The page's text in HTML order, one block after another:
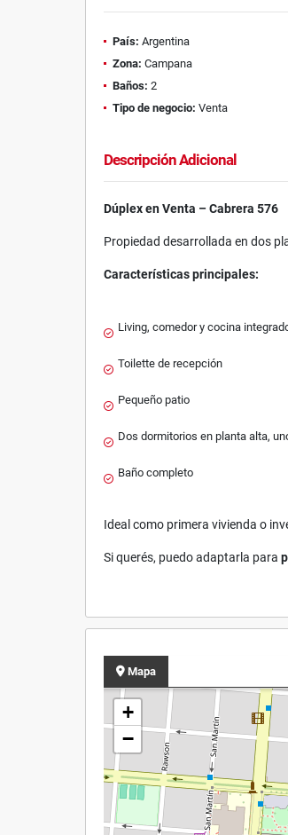
País: Argentina
Zona: Campana
Baños: 2
Tipo de negocio: Venta
Descripción Adicional
Dúplex en Venta – Cabrera 576
Propiedad desarrollada en dos
Características principales:
Living, comedor y cocina
Toilette de recepción
Pequeño patio
Dos dormitorios en planta alta,
Baño completo
Ideal como primera vivienda o
Si querés, puedo adaptarla para
Mapa
+
−